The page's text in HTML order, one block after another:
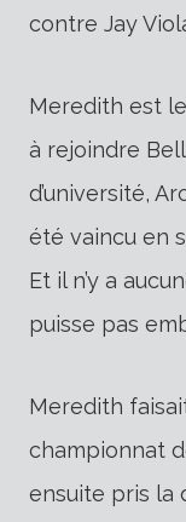
contre Jay
Meredith est
à rejoindre
d’université,
été vaincu en
Et il n’y a
puisse pas
Meredith
championnat
ensuite pris la